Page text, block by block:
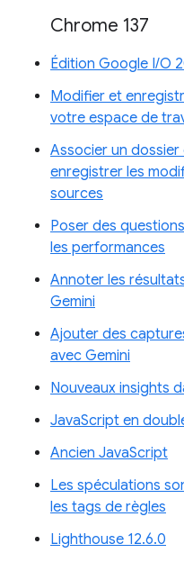
Chrome 137
Édition Google I/O
Modifier et
votre espace de
Associer un
enregistrer les
sources
Poser des
les performances
Annoter les
Gemini
Ajouter des
avec Gemini
Nouveaux insights
JavaScript en
Ancien JavaScript
Les spéculations
les tags de règles
Lighthouse 12.6.0